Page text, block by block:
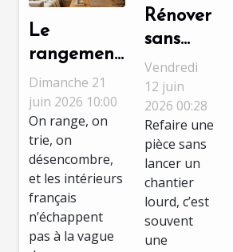
Le
rangement
minimaliste
est-il
l’ennemi du
cocooning
en
décoration
?
Dimanche 21
juin 2026 10:00
On range, on
trie, on
désencombre,
et les intérieurs
français
n’échappent
pas à la vague
Rénover
sans
tout
détruire
: astuces
pour un
chantier
peinture
réussi
Vendredi
12 juin
2026 00:28
Refaire une
pièce sans
lancer un
chantier
lourd, c’est
souvent
une